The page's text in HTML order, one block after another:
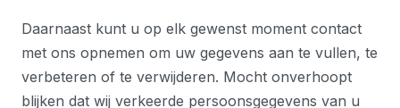
Daarnaast kunt u op elk gewenst moment contact
met ons opnemen om uw gegevens aan te vullen, te
verbeteren of te verwijderen. Mocht onverhoopt
blijken dat wij verkeerde persoonsgegevens van u